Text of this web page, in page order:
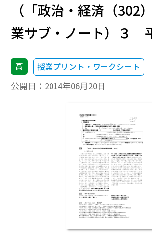
（「政治・経済（302
業サブ・ノート）３
高 授業プリント・ワークシート
公開日： 2014年06月20日